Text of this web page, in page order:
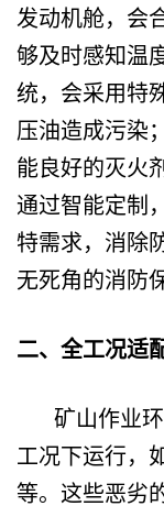
发动机舱，会
够及时感知温
统，会采用特
压油造成污染
能良好的灭火
通过智能定制
特需求，消除
无死角的消防
二、全工况适
矿山作业
工况下运行，
等。这些恶劣